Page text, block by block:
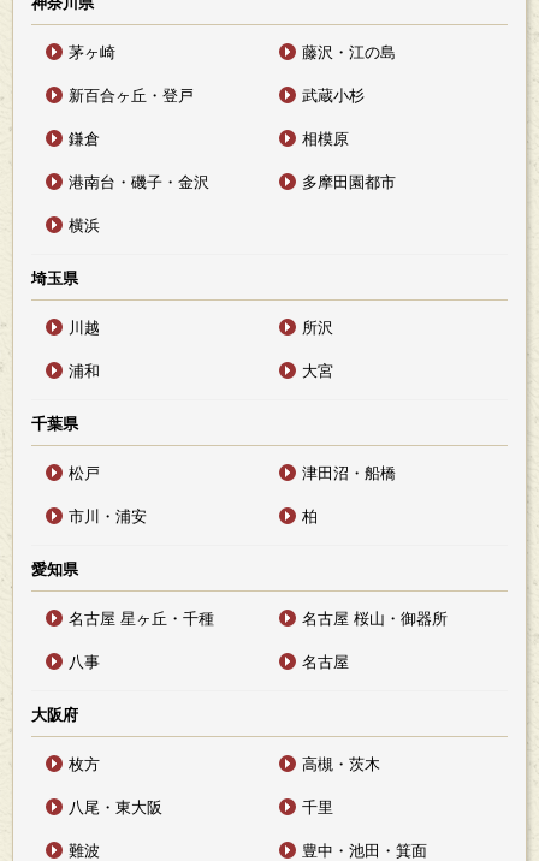
茅ヶ崎 藤沢・江の島
新百合ヶ丘・登戸 武蔵小杉
鎌倉 相模原
港南台・磯子・金沢 多摩田園都市
横浜
埼玉県
川越 所沢
浦和 大宮
千葉県
松戸 津田沼・船橋
市川・浦安 柏
愛知県
名古屋 星ヶ丘・千種 名古屋 桜山・御器所
八事 名古屋
大阪府
枚方 高槻・茨木
八尾・東大阪 千里
難波 豊中・池田・箕面